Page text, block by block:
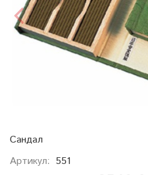
Сандал
Артикул: 551